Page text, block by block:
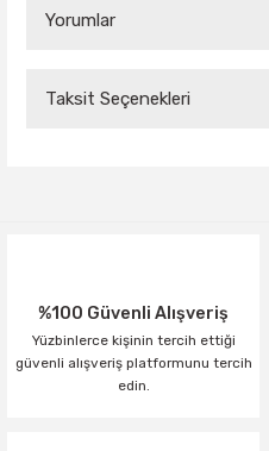
Yorumlar
Taksit Seçenekleri
%100 Güvenli Alışveriş
Yüzbinlerce kişinin tercih ettiği
güvenli alışveriş platformunu tercih
edin.